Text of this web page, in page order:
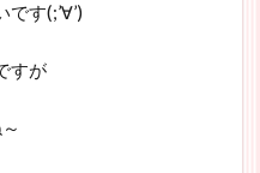
す(;’∀’)
すが